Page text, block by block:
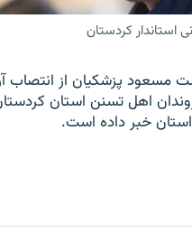
استاندار کردستان
مسعود پزشکیان از انتصاب
اهل تسنن استان
استان خبر داده است.